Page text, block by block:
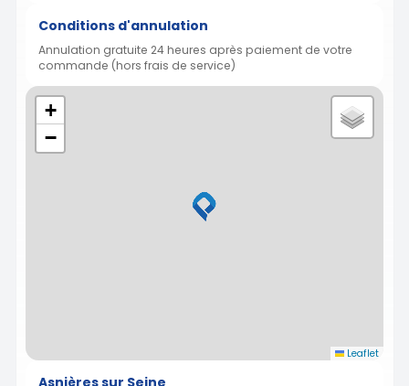
Conditions d'annulation
Annulation gratuite 24 heures après paiement de votre
commande (hors frais de service)
+
−
Leaflet
Asnières sur Seine